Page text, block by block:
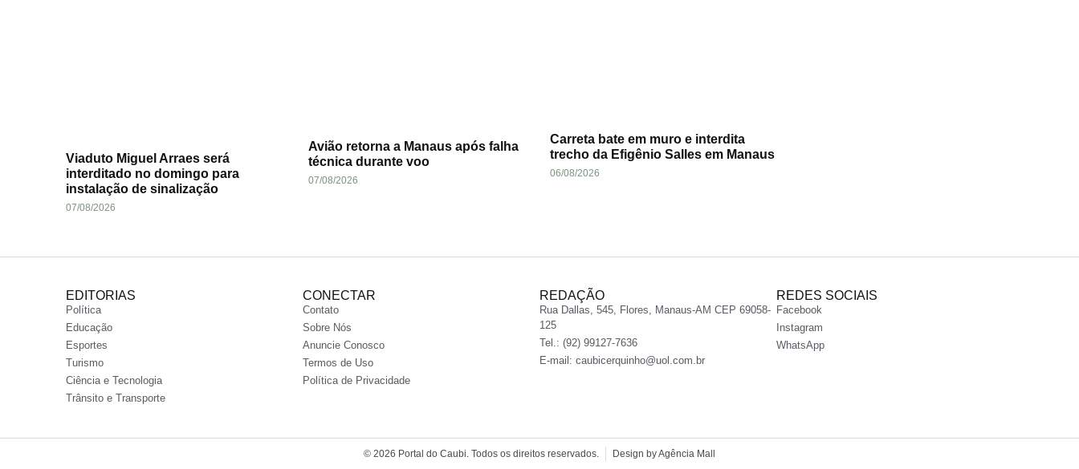
Viaduto Miguel Arraes será
interditado no domingo para
instalação de sinalização
07/08/2026
Avião retorna a Manaus após falha
técnica durante voo
07/08/2026
Carreta bate em muro e interdita
trecho da Efigênio Salles em Manaus
06/08/2026
EDITORIAS
Política
Educação
Esportes
Turismo
Ciência e Tecnologia
Trânsito e Transporte
CONECTAR
Contato
Sobre Nós
Anuncie Conosco
Termos de Uso
Política de Privacidade
REDAÇÃO
Rua Dallas, 545, Flores, Manaus-AM CEP 69058-
125
Tel.: (92) 99127-7636
E-mail: caubicerquinho@uol.com.br
REDES SOCIAIS
Facebook
Instagram
WhatsApp
© 2026 Portal do Caubi. Todos os direitos reservados. Design by Agência Mall